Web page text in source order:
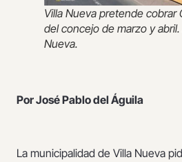
Villa Nueva pretende
del concejo de marzo y
Nueva.
Por José Pablo del Águila
La municipalidad de Villa Nueva